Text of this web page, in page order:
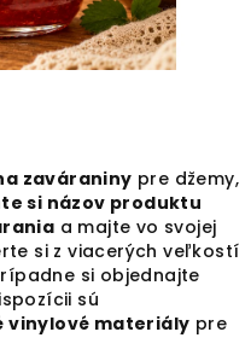
zaváraniny pre džemy,
si názov produktu
a majte vo svojej
si z viacerých veľkostí
si objednajte
sú
vinylové materiály pre